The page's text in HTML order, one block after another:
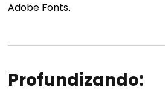
Adobe Fonts.
Profundizando: